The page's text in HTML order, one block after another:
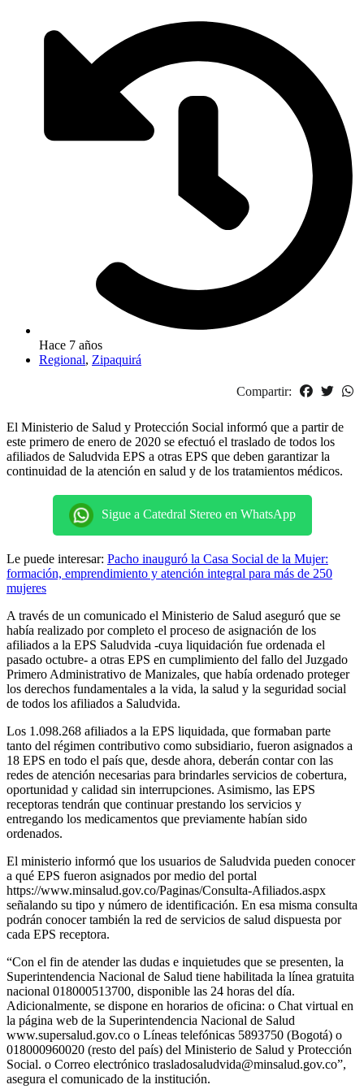
Hace 7 años
Regional, Zipaquirá
Compartir:
El Ministerio de Salud y Protección Social informó que a partir de
este primero de enero de 2020 se efectuó el traslado de todos los
afiliados de Saludvida EPS a otras EPS que deben garantizar la
continuidad de la atención en salud y de los tratamientos médicos.
Sigue a Catedral Stereo en WhatsApp
Le puede interesar: Pacho inauguró la Casa Social de la Mujer:
formación, emprendimiento y atención integral para más de 250
mujeres
A través de un comunicado el Ministerio de Salud aseguró que se
había realizado por completo el proceso de asignación de los
afiliados a la EPS Saludvida -cuya liquidación fue ordenada el
pasado octubre- a otras EPS en cumplimiento del fallo del Juzgado
Primero Administrativo de Manizales, que había ordenado proteger
los derechos fundamentales a la vida, la salud y la seguridad social
de todos los afiliados a Saludvida.
Los 1.098.268 afiliados a la EPS liquidada, que formaban parte
tanto del régimen contributivo como subsidiario, fueron asignados a
18 EPS en todo el país que, desde ahora, deberán contar con las
redes de atención necesarias para brindarles servicios de cobertura,
oportunidad y calidad sin interrupciones. Asimismo, las EPS
receptoras tendrán que continuar prestando los servicios y
entregando los medicamentos que previamente habían sido
ordenados.
El ministerio informó que los usuarios de Saludvida pueden conocer
a qué EPS fueron asignados por medio del portal
https://www.minsalud.gov.co/Paginas/Consulta-Afiliados.aspx
señalando su tipo y número de identificación. En esa misma consulta
podrán conocer también la red de servicios de salud dispuesta por
cada EPS receptora.
“Con el fin de atender las dudas e inquietudes que se presenten, la
Superintendencia Nacional de Salud tiene habilitada la línea gratuita
nacional 018000513700, disponible las 24 horas del día.
Adicionalmente, se dispone en horarios de oficina: o Chat virtual en
la página web de la Superintendencia Nacional de Salud
www.supersalud.gov.co o Líneas telefónicas 5893750 (Bogotá) o
018000960020 (resto del país) del Ministerio de Salud y Protección
Social. o Correo electrónico trasladosaludvida@minsalud.gov.co”,
asegura el comunicado de la institución.